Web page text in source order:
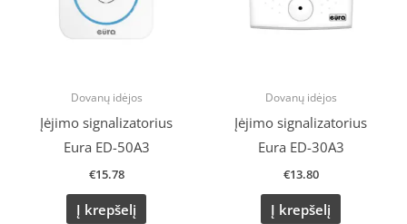
Dovanų idėjos
Įėjimo signalizatorius
Eura ED-50A3
€15.78
Į krepšelį
Dovanų idėjos
Įėjimo signalizatorius
Eura ED-30A3
€13.80
Į krepšelį